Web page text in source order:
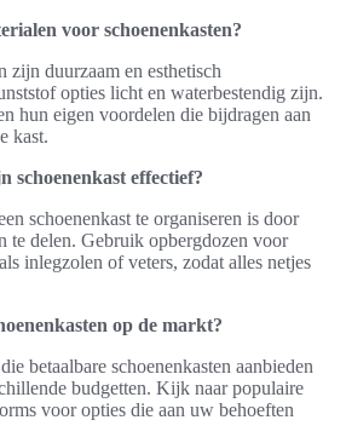
voor schoenenkasten?
zijn duurzaam en esthetisch
opties licht en waterbestendig zijn.
hun eigen voordelen die bijdragen aan
kast.
schoenenkast effectief?
schoenenkast te organiseren is door
te delen. Gebruik opbergdozen voor
inlegzolen of veters, zodat alles netjes
op de markt?
betaalbare schoenenkasten aanbieden
budgetten. Kijk naar populaire
voor opties die aan uw behoeften